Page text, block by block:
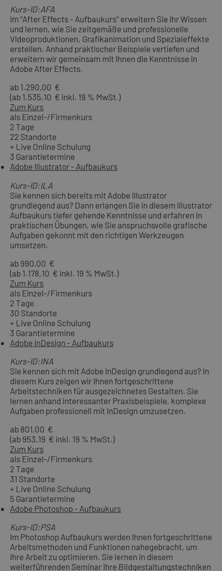
Kurs-ID:AFA
Im "After Effects - Aufbaukurs" erweitern Sie Ihr Wissen
und lernen, wie Sie zeitgemäße und professionelle
Videoproduktionen, Grafikanimation und Spezialeffekte
erstellen. Anhand praktischer Beispiele vertiefen und
erweitern wir gemeinsam mit Ihnen die Kenntnisse in
Adobe After Effects.
ab 1.290,00 €
(ab 1.535,10 € inkl. 19 % MwSt.)
Zum Kurs
als Einzel-/Firmenkurs
2 Tage
22 Standorte
+ Live Online Schulung
3 Garantietermine
Adobe Illustrator - Aufbaukurs
Kurs-ID:ILA
Sie kennen sich bereits mit Adobe Illustrator
grundlegend aus? Dann erlangen Sie in diesem Illustrator
Aufbaukurs tiefer gehende Kenntnisse und erfahren in
praktischen Übungen, wie Sie anspruchsvolle grafische
Aufgaben gekonnt mit den richtigen Werkzeugen
umsetzen.
ab 990,00 €
(ab 1.178,10 € inkl. 19 % MwSt.)
Zum Kurs
als Einzel-/Firmenkurs
2 Tage
30 Standorte
+ Live Online Schulung
3 Garantietermine
Adobe InDesign - Aufbaukurs
Kurs-ID:INA
Sie kennen sich mit Adobe InDesign grundlegend aus? In
diesem Kurs zeigen wir Ihnen fortgeschrittene
Arbeitstechniken für ausgezeichnetes Gestalten. Sie
lernen anhand interessanter Praxisbeispiele, komplexe
Aufgaben professionell mit InDesign umzusetzen.
ab 801,00 €
(ab 953,19 € inkl. 19 % MwSt.)
Zum Kurs
als Einzel-/Firmenkurs
2 Tage
31 Standorte
+ Live Online Schulung
5 Garantietermine
Adobe Photoshop - Aufbaukurs
Kurs-ID:PSA
Im Photoshop Aufbaukurs werden Ihnen fortgeschrittene
Arbeitsmethoden und Funktionen nahegebracht, um
Ihre Arbeit zu optimieren. Sie lernen in diesem
weiterführenden Seminar Ihre Bildgestaltungstechniken